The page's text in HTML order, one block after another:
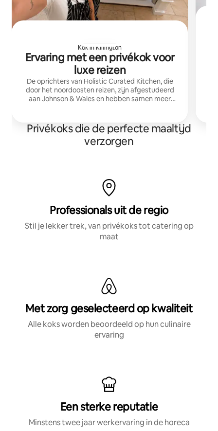
Kok in Killington
Ervaring met een privékok voor
luxe reizen
De oprichters van Holistic Curated Kitchen, die
door het noordoosten reizen, zijn afgestudeerd
aan Johnson & Wales en hebben samen meer
Privékoks die de perfecte maaltijd
verzorgen
Professionals uit de regio
Stil je lekker trek, van privékoks tot catering op
maat
Met zorg geselecteerd op kwaliteit
Alle koks worden beoordeeld op hun culinaire
ervaring
Een sterke reputatie
Minstens twee jaar werkervaring in de horeca